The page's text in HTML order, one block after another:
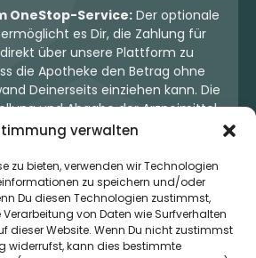
verwalten
zu bieten, verwenden wir Technologien
zu speichern und/oder
Du diesen Technologien zustimmst,
von Daten wie Surfverhalten
dieser Website. Wenn Du nicht zustimmst
widerrufst, kann dies bestimmte
OneStop-Service: Der optionale
es Dir, die Zahlung für
über unsere Plattform zu
die Apotheke den Betrag ohne
Deinerseits einziehen kann. Die
und Abgabe der Arzneimittel
über die jeweilige
Unser OneStop-Service stellt
Angebot dar, sondern dient
Zahlungsabwicklung. Die
und hat keinerlei Einfluss auf die
oder die Wahl der